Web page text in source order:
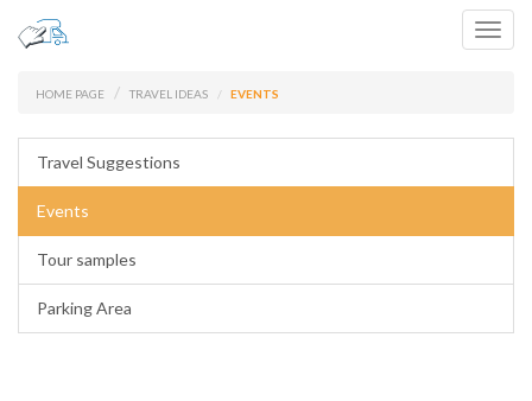
HOME PAGE TRAVEL IDEAS EVENTS
Travel Suggestions
Events
Tour samples
Parking Area